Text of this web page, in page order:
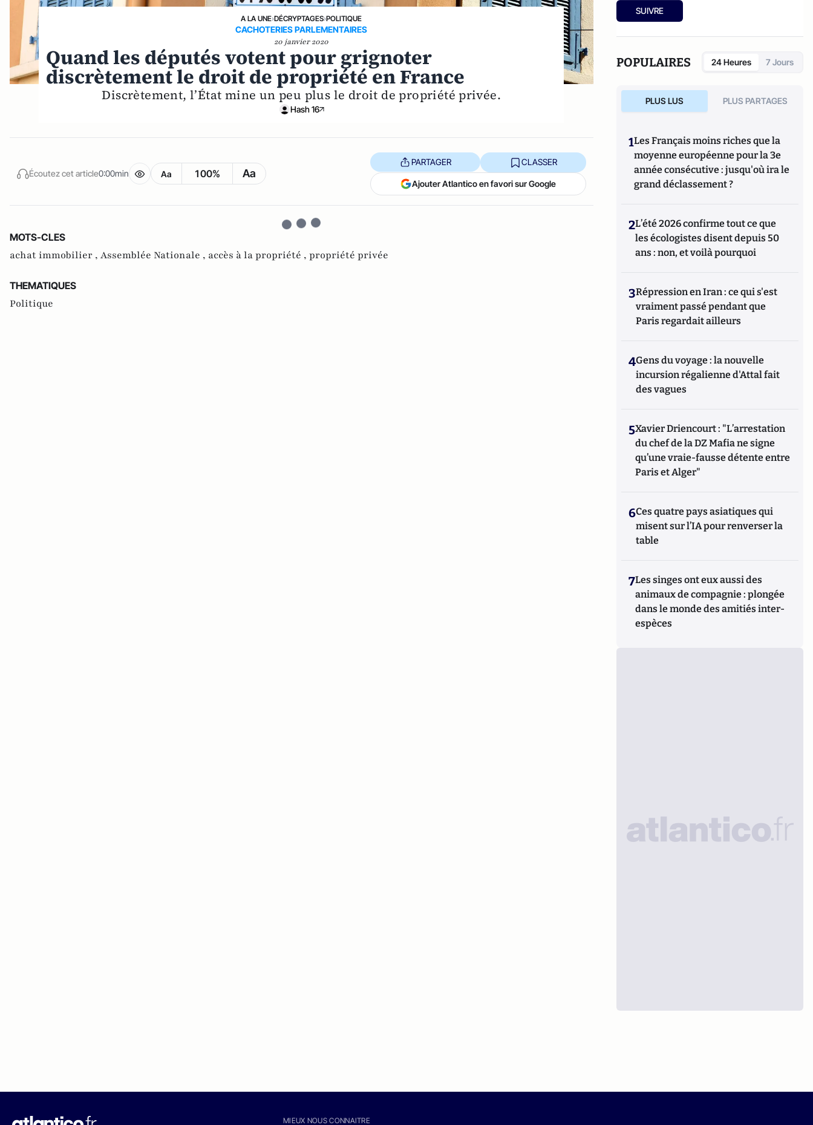
A LA UNE›DÉCRYPTAGES›POLITIQUE
CACHOTERIES PARLEMENTAIRES
20 janvier 2020
Quand les députés votent pour grignoter
discrètement le droit de propriété en France
Discrètement, l’État mine un peu plus le droit de propriété privée.
Hash 16
Écoutez cet article0:00min Aa 100% Aa
PARTAGER CLASSER
Ajouter Atlantico en favori sur Google
MOTS-CLES
achat immobilier , Assemblée Nationale , accès à la propriété , propriété privée
THEMATIQUES
Politique
qu'à 37 ans, cet informaticien à l'humour
acerbe habite en Belgique et travaille pour
documents".
SUIVRE
POPULAIRES 24 Heures 7 Jours
PLUS LUS PLUS PARTAGES
1Les Français moins riches que la
moyenne européenne pour la 3e
année consécutive : jusqu'où ira le
grand déclassement ?
2L’été 2026 confirme tout ce que
les écologistes disent depuis 50
ans : non, et voilà pourquoi
3Répression en Iran : ce qui s'est
vraiment passé pendant que
Paris regardait ailleurs
4Gens du voyage : la nouvelle
incursion régalienne d'Attal fait
des vagues
5Xavier Driencourt : "L’arrestation
du chef de la DZ Mafia ne signe
qu’une vraie-fausse détente entre
Paris et Alger"
6Ces quatre pays asiatiques qui
misent sur l’IA pour renverser la
table
7Les singes ont eux aussi des
animaux de compagnie : plongée
dans le monde des amitiés inter-
espèces
MIEUX NOUS CONNAITRE